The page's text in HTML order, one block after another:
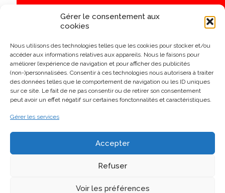
Gérer le consentement aux
cookies
Nous utilisons des technologies telles que les cookies pour stocker et/ou
accéder aux informations relatives aux appareils. Nous le faisons pour
améliorer l’expérience de navigation et pour afficher des publicités
(non-)personnalisées. Consentir à ces technologies nous autorisera à traiter
des données telles que le comportement de navigation ou les ID uniques
sur ce site. Le fait de ne pas consentir ou de retirer son consentement
peut avoir un effet négatif sur certaines fonctonnalités et caractéristiques.
Gérer les services
Accepter
Refuser
Voir les préférences